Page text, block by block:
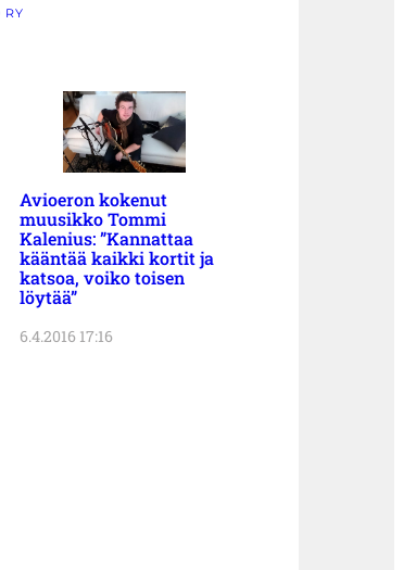
RY
Avioeron kokenut
muusikko Tommi
Kalenius: ”Kannattaa
kääntää kaikki kortit ja
katsoa, voiko toisen
löytää”
6.4.2016 17:16